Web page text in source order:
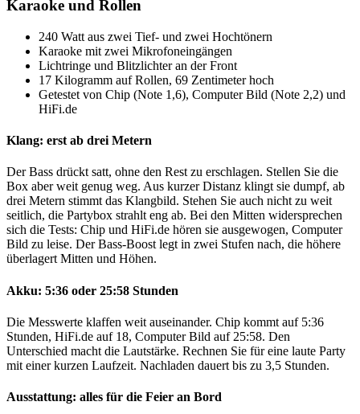
Karaoke und Rollen
240 Watt aus zwei Tief- und zwei Hochtönern
Karaoke mit zwei Mikrofoneingängen
Lichtringe und Blitzlichter an der Front
17 Kilogramm auf Rollen, 69 Zentimeter hoch
Getestet von Chip (Note 1,6), Computer Bild (Note 2,2) und
HiFi.de
Klang: erst ab drei Metern
Der Bass drückt satt, ohne den Rest zu erschlagen. Stellen Sie die
Box aber weit genug weg. Aus kurzer Distanz klingt sie dumpf, ab
drei Metern stimmt das Klangbild. Stehen Sie auch nicht zu weit
seitlich, die Partybox strahlt eng ab. Bei den Mitten widersprechen
sich die Tests: Chip und HiFi.de hören sie ausgewogen, Computer
Bild zu leise. Der Bass-Boost legt in zwei Stufen nach, die höhere
überlagert Mitten und Höhen.
Akku: 5:36 oder 25:58 Stunden
Die Messwerte klaffen weit auseinander. Chip kommt auf 5:36
Stunden, HiFi.de auf 18, Computer Bild auf 25:58. Den
Unterschied macht die Lautstärke. Rechnen Sie für eine laute Party
mit einer kurzen Laufzeit. Nachladen dauert bis zu 3,5 Stunden.
Ausstattung: alles für die Feier an Bord